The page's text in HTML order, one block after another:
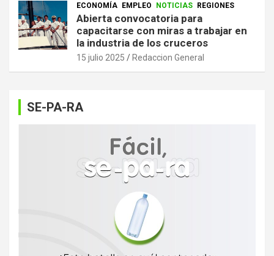
ECONOMÍA EMPLEO NOTICIAS REGIONES
Abierta convocatoria para
capacitarse con miras a trabajar en
la industria de los cruceros
15 julio 2025 Redaccion General
SE-PA-RA